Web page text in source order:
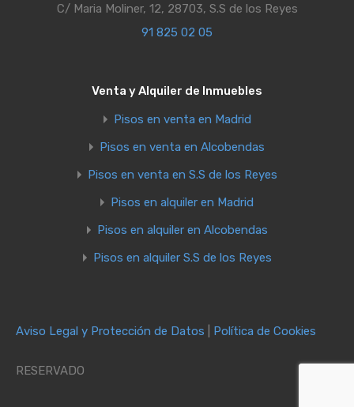
C/ Maria Moliner, 12, 28703, S.S de los Reyes
91 825 02 05
Venta y Alquiler de Inmuebles
Pisos en venta en Madrid
Pisos en venta en Alcobendas
Pisos en venta en S.S de los Reyes
Pisos en alquiler en Madrid
Pisos en alquiler en Alcobendas
Pisos en alquiler S.S de los Reyes
Aviso Legal y Protección de Datos Política de Cookies
RESERVADO